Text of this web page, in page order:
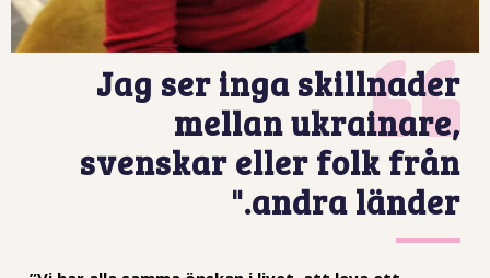
Jag ser inga skillnader
mellan ukrainare,
svenskar eller folk från
andra länder."